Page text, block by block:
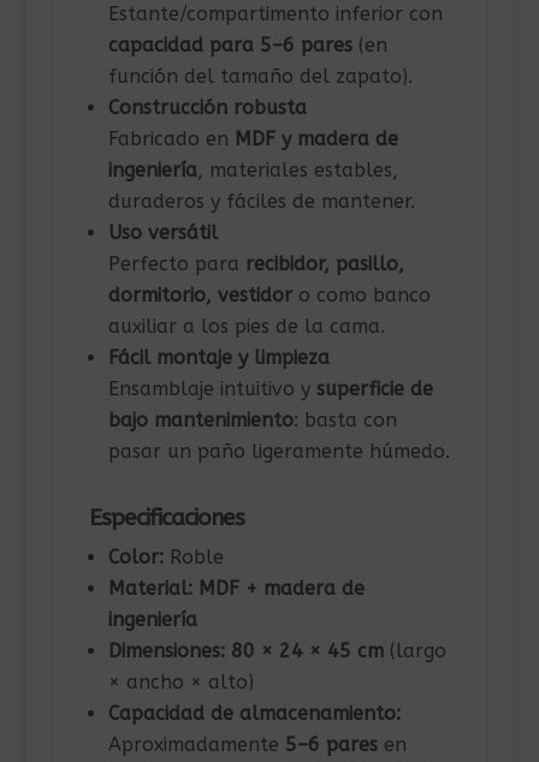
Estante/compartimento inferior con
capacidad para 5–6 pares(en
función del tamaño del zapato).
Construcción robusta
Fabricado en MDF y madera de
ingeniería, materiales estables,
duraderos y fáciles de mantener.
Uso versátil
Perfecto para recibidor, pasillo,
dormitorio, vestidoro como banco
auxiliar a los pies de la cama.
Fácil montaje y limpieza
Ensamblaje intuitivo y superficie de
bajo mantenimiento: basta con
pasar un paño ligeramente húmedo.
Especificaciones
Color:Roble
Material: MDF + madera de
ingeniería
Dimensiones: 80 × 24 × 45 cm(largo
× ancho × alto)
Capacidad de almacenamiento:
Aproximadamente 5–6 paresen